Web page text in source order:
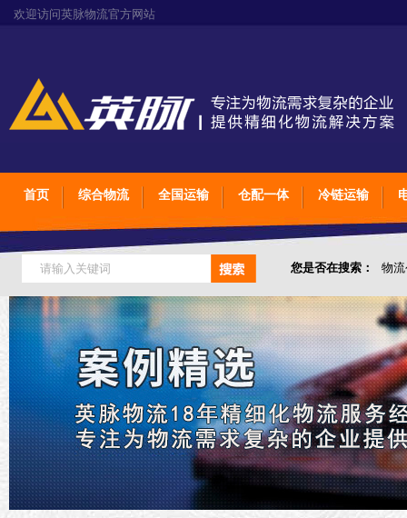
欢迎访问英脉物流官方网站
首页 综合物流 全国运输 仓配一体 冷链运输
您是否在搜索： 物
仓储综合专业定制物